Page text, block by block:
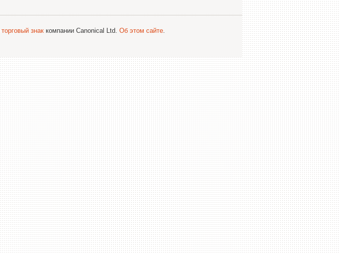
торговый знак компании Canonical Ltd. Об этом сайте.